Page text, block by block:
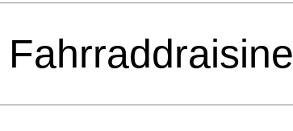
Fahrraddraisine